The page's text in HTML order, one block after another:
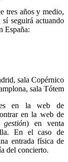
tres años y medio,
sí seguirá actuando
España:
sala Copérnico
sala Tótem
en la web de
en la web de
) en venta
En el caso de
entrada física de
del concierto.